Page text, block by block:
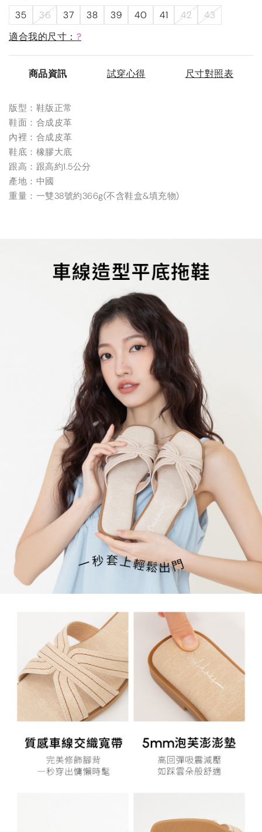
35 36 37 38 39 40 41 42
43
適合我的尺寸： ?
商品資訊 試穿心得 尺寸對照表
版型：鞋版正常
鞋面：合成皮革
內裡：合成皮革
鞋底：橡膠大底
跟高：跟高約1.5公分
產地：中國
重量：一雙38號約366g(不含鞋盒&填充物)